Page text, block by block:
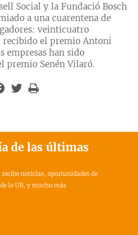
Social y la Fundació Bosch
a una cuarentena de
veinticuatro
recibido el premio Antoni
empresas han sido
premio Senén Vilaró.
de las últimas
noticias, oportunidades de
la UB, y mucho más